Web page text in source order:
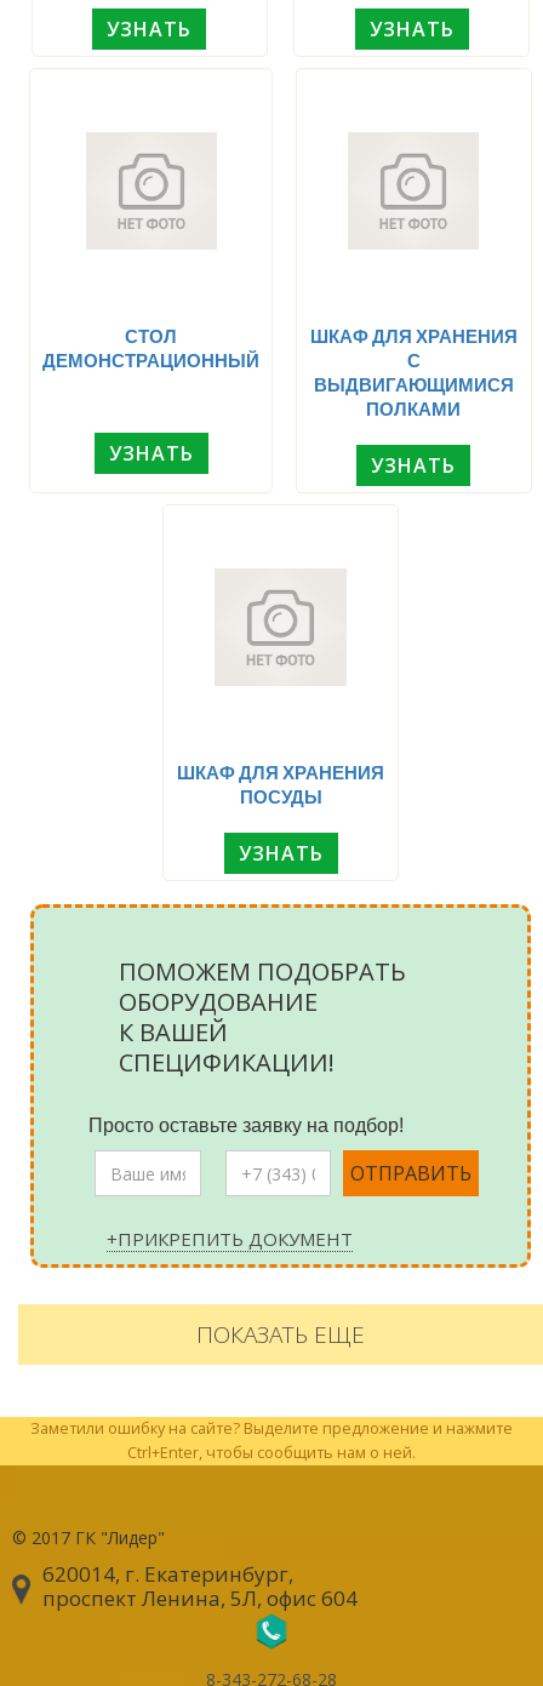
УЗНАТЬ УЗНАТЬ
СТОЛ
ДЕМОНСТРАЦИОННЫЙ
УЗНАТЬ
ШКАФ ДЛЯ ХРАНЕНИЯ
С
ВЫДВИГАЮЩИМИСЯ
ПОЛКАМИ
УЗНАТЬ
ШКАФ ДЛЯ ХРАНЕНИЯ
ПОСУДЫ
УЗНАТЬ
ПОМОЖЕМ ПОДОБРАТЬ
ОБОРУДОВАНИЕ
К ВАШЕЙ
СПЕЦИФИКАЦИИ!
Просто оставьте заявку на подбор!
+ПРИКРЕПИТЬ ДОКУМЕНТ
ПОКАЗАТЬ ЕЩЕ
Заметили ошибку на сайте? Выделите предложение и нажмите
Ctrl+Enter, чтобы сообщить нам о ней.
© 2017 ГК "Лидер"
620014, г. Екатеринбург,
проспект Ленина, 5Л, офис 604
8-343-272-68-28